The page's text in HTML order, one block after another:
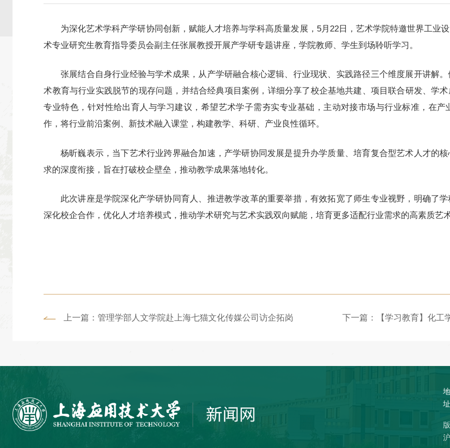
为深化艺术学科产学研协同创新，赋能人才培养与学科高质量发展，5月22日，艺术学院特邀世界工业
术专业研究生教育指导委员会副主任张展教授开展产学研专题讲座，学院教师、学生到场聆听学习。
张展结合自身行业经验与学术成果，从产学研融合核心逻辑、行业现状、实践路径三个维度展开讲解
术教育与行业实践脱节的现存问题，并结合经典项目案例，详细分享了校企基地共建、项目联合研发、学
专业特色，针对性给出育人与学习建议，希望艺术学子需夯实专业基础，主动对接市场与行业标准，在
作，将行业前沿案例、新技术融入课堂，构建教学、科研、产业良性循环。
杨昕巍表示，当下艺术行业跨界融合加速，产学研协同发展是提升办学质量、培育复合型艺术人才的
求的深度衔接，旨在打破校企壁垒，推动教学成果落地转化。
此次讲座是学院深化产学研协同育人、推进教学改革的重要举措，有效拓宽了师生专业视野，明确了
深化校企合作，优化人才培养模式，推动学术研究与艺术实践双向赋能，培育更多适配行业需求的高素质艺术
上一篇：管理学部人文学院赴上海七猫文化传媒公司访企拓岗
地
址